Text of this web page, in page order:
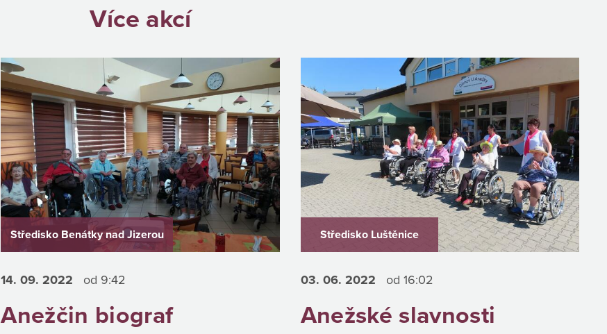
Více akcí
Středisko Benátky nad Jizerou
14. 09.2022 od 9:42
Anežčin biograf
Středisko Luštěnice
03. 06. 2022 od 16:02
Anežské slavnosti